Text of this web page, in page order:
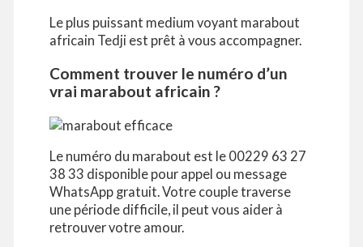
Le plus puissant medium voyant marabout
africain Tedji est prêt à vous accompagner.
Comment trouver le numéro d’un
vrai marabout africain ?
Le numéro du marabout est le 00229 63 27
38 33 disponible pour appel ou message
WhatsApp gratuit. Votre couple traverse
une période difficile, il peut vous aider à
retrouver votre amour.